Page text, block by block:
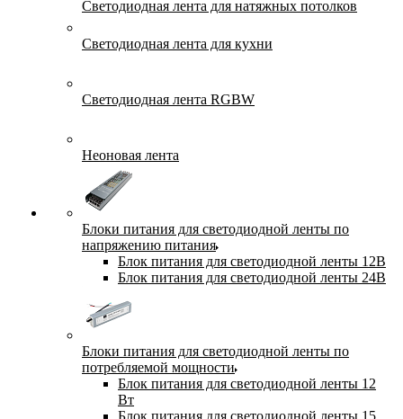
Светодиодная лента для натяжных потолков
Светодиодная лента для кухни
Светодиодная лента RGBW
Неоновая лента
Блоки питания для светодиодной ленты по
напряжению питания
Блок питания для светодиодной ленты 12В
Блок питания для светодиодной ленты 24В
Блоки питания для светодиодной ленты по
потребляемой мощности
Блок питания для светодиодной ленты 12
Вт
Блок питания для светодиодной ленты 15